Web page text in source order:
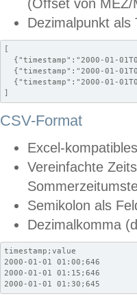
(Offset von MEZ/
Dezimalpunkt als
[
{"timestamp":"2000-01-
{"timestamp":"2000-01-
{"timestamp":"2000-01-
]
CSV-Format
Excel-
Vereinfachte
Semikolon als
Dezimalkomma
timestamp;value
2000-01-01 01:00;646
2000-01-01 01:15;646
2000-01-01 01:30;645